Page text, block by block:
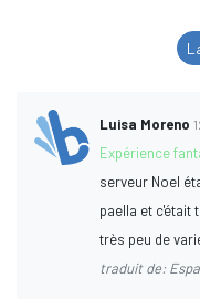
Luisa Moreno
Expérience
serveur Noel
paella et c'était
très peu de
traduit de: